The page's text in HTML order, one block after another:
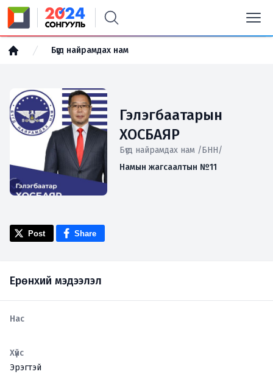
Бүгд найрамдах нам
Гэлэгбаатарын
ХОСБАЯР
Бүгд найрамдах нам /БНН/
Намын жагсаалтын №11
Post Share
Ерөнхий мэдээлэл
Нас
Хүйс
Эрэгтэй